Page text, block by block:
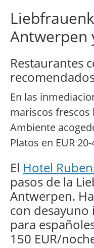
Antwerpen
Restaurantes
En las
mariscos frescos
Ambiente
Platos en EUR
El Hotel
pasos de la
Antwerpen.
con desayuno
para
150 EUR/